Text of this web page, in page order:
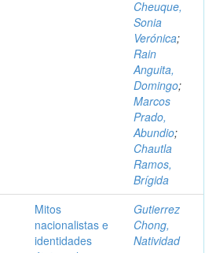
Cheuque,
Sonia
Verónica;
Rain
Anguita,
Domingo;
Marcos
Prado,
Abundio;
Chautla
Ramos,
Brígida
Mitos
nacionalistas e
identidades
Gutierrez
Chong,
Natividad